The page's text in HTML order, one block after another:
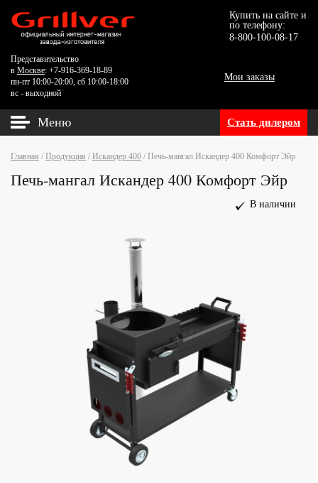
Купить на сайте и
по телефону:
8-800-100-08-17
Представительство
в Москве: +7-916-369-18-89
пн-пт 10:00-20:00, сб 10:00-18:00
вс - выходной
Мои заказы
Меню Стать дилером
Главная / Продукция / Искандер 400 / Печь-мангал Искандер 400 Комфорт Эйр
Печь-мангал Искандер 400 Комфорт Эйр
В наличии